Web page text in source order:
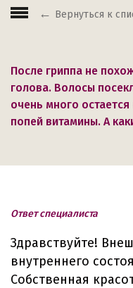
Вернуться к
После гриппа не
голова. Волосы
очень много
попей витамины. А
Ответ специалиста
Здравствуйте!
внутреннего
Собственная